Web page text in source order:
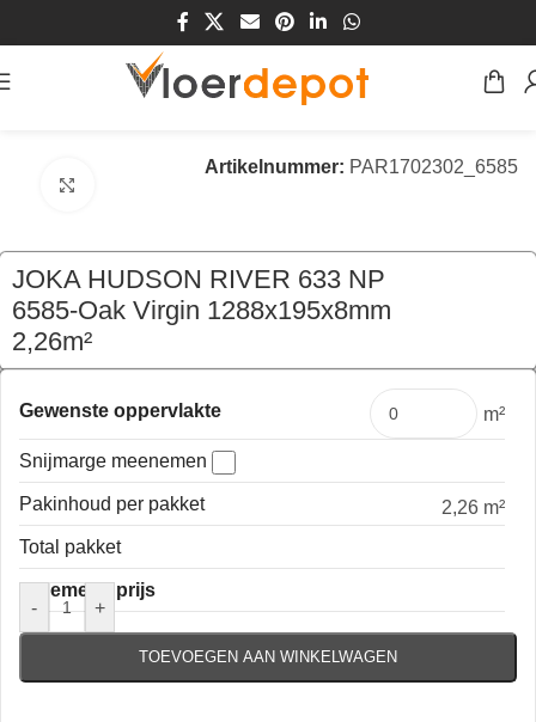
/Vloeren/Laminaat Vloeren
Artikelnummer: PAR1702302_6585
JOKA HUDSON RIVER 633 NP
6585-Oak Virgin 1288x195x8mm
2,26m²
€67,57 per pak
Gewenste oppervlakte m²
Snijmarge meenemen
Pakinhoud per pakket
2,26 m²
Total pakket
Algemene prijs
-
+
TOEVOEGEN AAN WINKELWAGEN